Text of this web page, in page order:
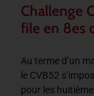
Challenge
file en 8es
Au terme d’un
le CVB52
pour les